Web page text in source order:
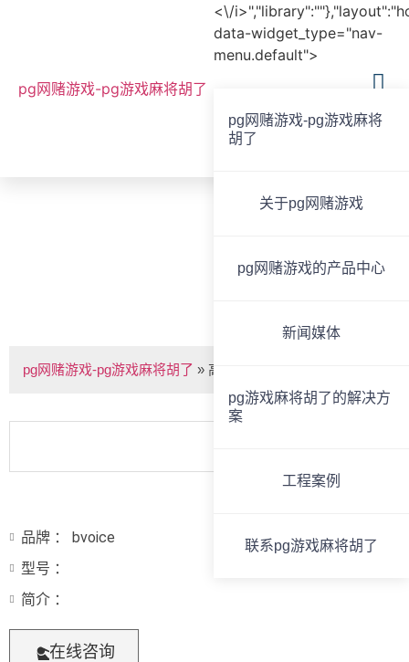
pg网赌游戏-pg游戏麻将胡了
<\/
data-widget_type="nav-
menu.default">
pg网赌游戏-pg游戏麻将
胡了
关于pg网赌游戏
pg网赌游戏的产品中心
新闻媒体
pg游戏麻将胡了的解决方
案
工程案例
联系pg游戏麻将胡了
高端会议壁挂音响 -pg网赌游戏
pg网赌游戏-pg游戏麻将胡了 » 高端会议壁挂音响
品牌 ： bvoice
型号 ：
简介 ：
在线咨询